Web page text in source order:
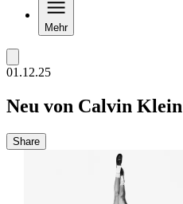
Mehr
01.12.25
Neu von Calvin Klein
Share